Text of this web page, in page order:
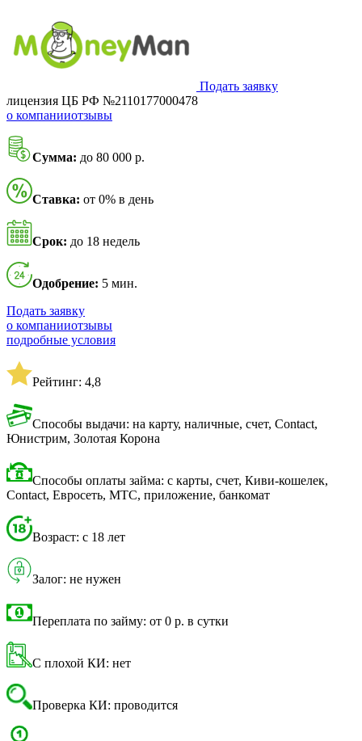
Подать заявку
лицензия ЦБ РФ №2110177000478
о компанииотзывы
Сумма: до 80 000 р.
Ставка: от 0% в день
Срок: до 18 недель
Одобрение: 5 мин.
Подать заявку
о компанииотзывы
подробные условия
Рейтинг: 4,8
Способы выдачи: на карту, наличные, счет, Contact,
Юнистрим, Золотая Корона
Способы оплаты займа: с карты, счет, Киви-кошелек,
Contact, Евросеть, МТС, приложение, банкомат
Возраст: с 18 лет
Залог: не нужен
Переплата по займу: от 0 р. в сутки
С плохой КИ: нет
Проверка КИ: проводится